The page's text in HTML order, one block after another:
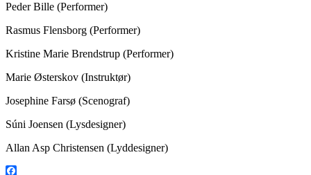
Peder Bille (Performer)
Rasmus Flensborg (Performer)
Kristine Marie Brendstrup (Performer)
Marie Østerskov (Instruktør)
Josephine Farsø (Scenograf)
Súni Joensen (Lysdesigner)
Allan Asp Christensen (Lyddesigner)